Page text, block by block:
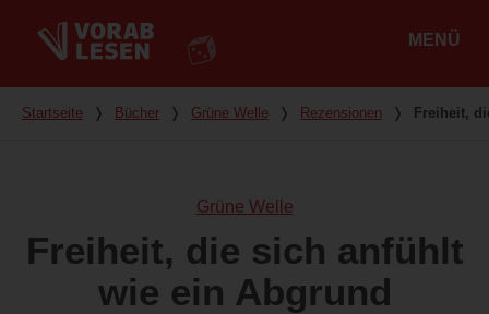
MENÜ
Du bist hier
Startseite ❭ Bücher ❭ Grüne Welle ❭ Rezensionen ❭ Freiheit,
Grüne Welle
Freiheit, die sich anfühlt
wie ein Abgrund